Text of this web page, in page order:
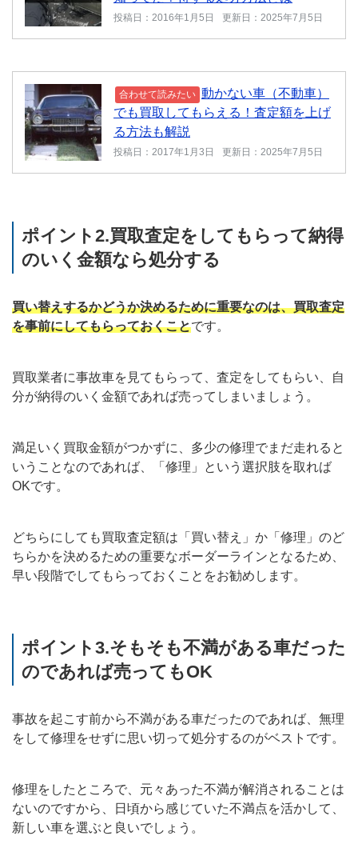
投稿日：2016年1月5日 更新日：2025年7月5日
合わせて読みたい 動かない車（不動車）
でも買取してもらえる！査定額を上げ
る方法も解説
投稿日：2017年1月3日 更新日：2025年7月5日
ポイント2.買取査定をしてもらって納得
のいく金額なら処分する
買い替えするかどうか決めるために重要なのは、買取査定
を事前にしてもらっておくことです。
買取業者に事故車を見てもらって、査定をしてもらい、自
分が納得のいく金額であれば売ってしまいましょう。
満足いく買取金額がつかずに、多少の修理でまだ走れると
いうことなのであれば、「修理」という選択肢を取れば
OKです。
どちらにしても買取査定額は「買い替え」か「修理」のど
ちらかを決めるための重要なボーダーラインとなるため、
早い段階でしてもらっておくことをお勧めします。
ポイント3.そもそも不満がある車だった
のであれば売ってもOK
事故を起こす前から不満がある車だったのであれば、無理
をして修理をせずに思い切って処分するのがベストです。
修理をしたところで、元々あった不満が解消されることは
ないのですから、日頃から感じていた不満点を活かして、
新しい車を選ぶと良いでしょう。